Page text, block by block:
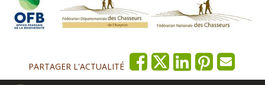
PARTAGER L'ACTUALITÉ